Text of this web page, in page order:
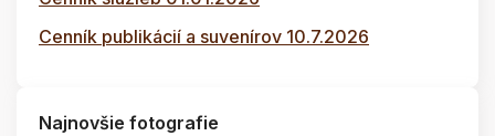
Cenník publikácií a suvenírov 10.7.2026
Najnovšie fotografie